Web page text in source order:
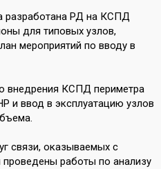
разработана РД на КСПД
для типовых узлов,
мероприятий по вводу в
внедрения КСПД периметра
и ввод в эксплуатацию узлов
связи, оказываемых с
работы по анализу